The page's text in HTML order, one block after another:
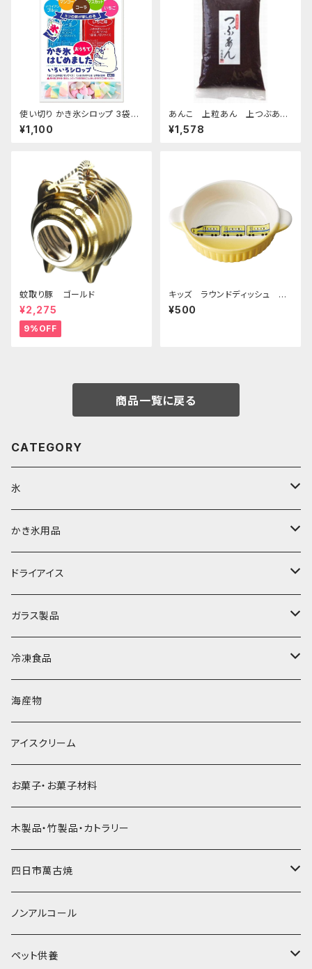
使い切り かき氷シロップ 3袋セ
ット いちご ハワイアンブルー マ
ンゴー マスカット コーラ 35mL
¥1,100
あんこ 上粒あん 上つぶあん
1kg-老舗あんこ屋のこだわり餡
¥1,578
蚊取り豚 ゴールド
¥2,275
9%OFF
キッズ ラウンドディッシュ 超
特急イエロー
¥500
商品一覧に戻る
CATEGORY
氷
富士天然水の氷
丸氷
直径70mm
直径65mm
角氷
砕氷
氷河の氷
氷アイテム
かき氷用品
かき氷シロップ
無果汁1.8Lパック
無果汁1Lパック
無添加瓶シロップ
かき氷機・かき氷器
かき氷カップ
発泡スチロール無地-使い捨て
発泡スチロールプリント柄
かき氷スプーン・スプーンストロー
プラスチック・スプーン
プラスチック・スプーンストロー
コンデンスミルク・練乳・あんこ
かき氷セット
その他かき氷用品
ドライアイス
ドライアイス3ｋｇ
ドライアイス4ｋｇ
ドライアイス5ｋｇ
ドライアイス8ｋｇ
ドライアイス10ｋｇ
ドライアイス15ｋｇ
ドライアイス20ｋｇ
ドライアイス25ｋｇ
ガラス製品
オンザロック・グラス
ビール・グラス
タンブラー
かき氷器
冷凍食品
肉まん・あんまん
パスタ・スパゲッティ
惣菜
海産物
アイスクリーム
お菓子・お菓子材料
木製品・竹製品・カトラリー
四日市萬古焼
土鍋・土釜
一般土鍋
皿・椀・丼・小物
ノンアルコール
ペット供養